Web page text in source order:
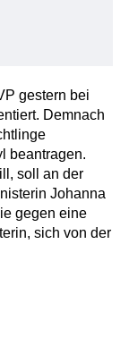
gestern bei
Demnach
beantragen.
soll an der
Johanna
gegen eine
sich von der